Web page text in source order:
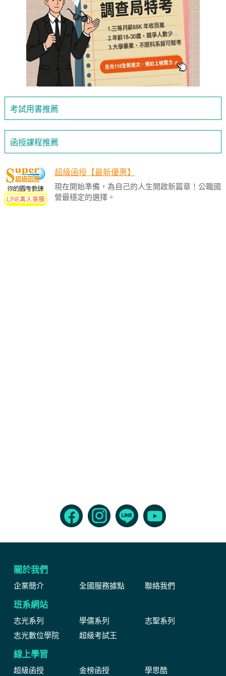
考試用書推薦
函授課程推薦
超級函授【最新優惠】
現在開始準備，為自己的人生開啟新篇章！公職國
營最穩定的選擇。
關於我們
企業簡介 全國服務據點 聯絡我們
班系網站
志光系列 學儒系列
志聖系列
志光數位學院
超級考試王
線上學習
超級函授 金榜函授 學思酷